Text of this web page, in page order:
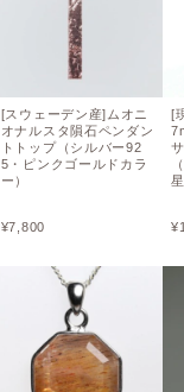
[スウェーデン産]ムオニ
オナルスタ隕石ペンダン
トトップ（シルバー92
5・ピンクゴールドカラ
ー）
¥7,800
[
¥